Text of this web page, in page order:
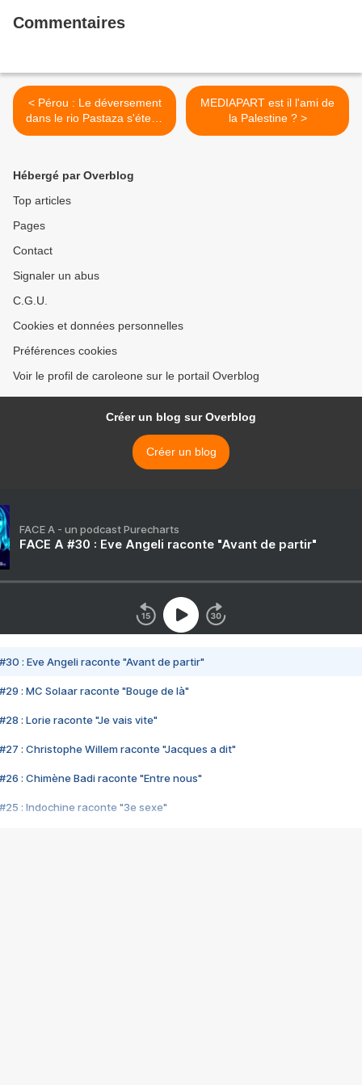
Commentaires
< Pérou : Le déversement
dans le rio Pastaza s'étend
sur 75 km
MEDIAPART est il l'ami de
la Palestine ? >
Hébergé par Overblog
Top articles
Pages
Contact
Signaler un abus
C.G.U.
Cookies et données personnelles
Préférences cookies
Voir le profil de caroleone sur le portail Overblog
Créer un blog sur Overblog
Créer un blog
FACE A - un podcast Purecharts
FACE A #30 : Eve Angeli raconte "Avant de partir"
#30 : Eve Angeli raconte "Avant de partir"
#29 : MC Solaar raconte "Bouge de là"
#28 : Lorie raconte "Je vais vite"
#27 : Christophe Willem raconte "Jacques a dit"
#26 : Chimène Badi raconte "Entre nous"
#25 : Indochine raconte "3e sexe"